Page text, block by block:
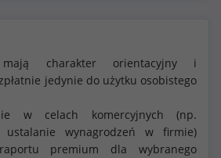
charakter orientacyjny i
jedynie do użytku osobistego
w celach komercyjnych (np.
ustalanie wynagrodzeń w firmie)
premium dla wybranego